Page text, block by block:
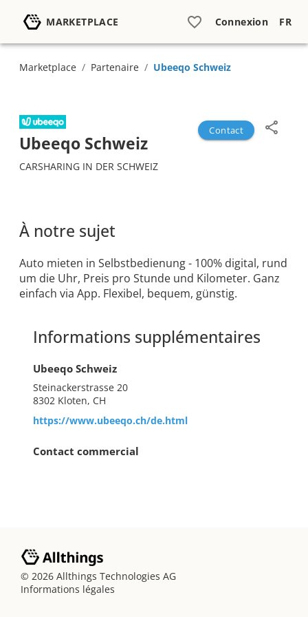
MARKETPLACE Connexion FR
Marketplace / Partenaire / Ubeeqo Schweiz
Ubeeqo Schweiz
CARSHARING IN DER SCHWEIZ
Contact
À notre sujet
Auto mieten in Selbstbedienung - 100% digital, rund
um die Uhr, Preis pro Stunde und Kilometer. Ganz
einfach via App. Flexibel, bequem, günstig.
Informations supplémentaires
Ubeeqo Schweiz
Steinackerstrasse 20
8302 Kloten, CH
https://www.ubeeqo.ch/de.html
Contact commercial
© 2026 Allthings Technologies AG
Informations légales